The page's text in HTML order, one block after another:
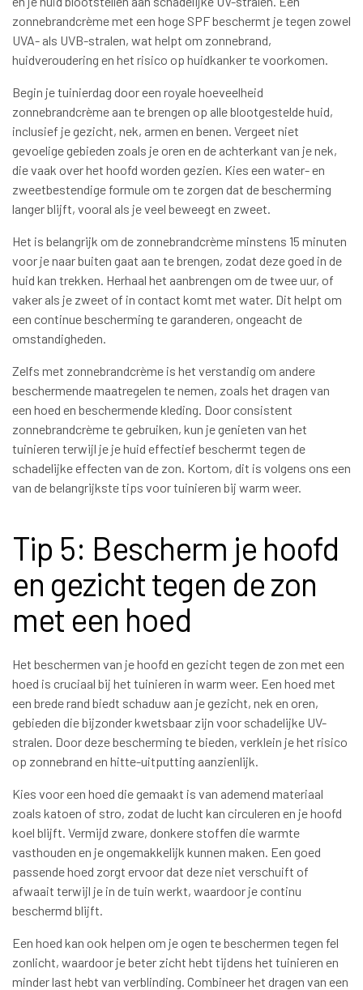
zonnebrandcrème met een hoge SPF beschermt je tegen zowel
UVA- als UVB-stralen, wat helpt om zonnebrand,
huidveroudering en het risico op huidkanker te voorkomen.
Begin je tuinierdag door een royale hoeveelheid
zonnebrandcrème aan te brengen op alle blootgestelde huid,
inclusief je gezicht, nek, armen en benen. Vergeet niet
gevoelige gebieden zoals je oren en de achterkant van je nek,
die vaak over het hoofd worden gezien. Kies een water- en
zweetbestendige formule om te zorgen dat de bescherming
langer blijft, vooral als je veel beweegt en zweet.
Het is belangrijk om de zonnebrandcrème minstens 15 minuten
voor je naar buiten gaat aan te brengen, zodat deze goed in de
huid kan trekken. Herhaal het aanbrengen om de twee uur, of
vaker als je zweet of in contact komt met water. Dit helpt om
een continue bescherming te garanderen, ongeacht de
omstandigheden.
Zelfs met zonnebrandcrème is het verstandig om andere
beschermende maatregelen te nemen, zoals het dragen van
een hoed en beschermende kleding. Door consistent
zonnebrandcrème te gebruiken, kun je genieten van het
tuinieren terwijl je je huid effectief beschermt tegen de
schadelijke effecten van de zon. Kortom, dit is volgens ons een
van de belangrijkste tips voor tuinieren bij warm weer.
Tip 5: Bescherm je hoofd
en gezicht tegen de zon
met een hoed
Het beschermen van je hoofd en gezicht tegen de zon met een
hoed is cruciaal bij het tuinieren in warm weer. Een hoed met
een brede rand biedt schaduw aan je gezicht, nek en oren,
gebieden die bijzonder kwetsbaar zijn voor schadelijke UV-
stralen. Door deze bescherming te bieden, verklein je het risico
op zonnebrand en hitte-uitputting aanzienlijk.
Kies voor een hoed die gemaakt is van ademend materiaal
zoals katoen of stro, zodat de lucht kan circuleren en je hoofd
koel blijft. Vermijd zware, donkere stoffen die warmte
vasthouden en je ongemakkelijk kunnen maken. Een goed
passende hoed zorgt ervoor dat deze niet verschuift of
afwaait terwijl je in de tuin werkt, waardoor je continu
beschermd blijft.
Een hoed kan ook helpen om je ogen te beschermen tegen fel
zonlicht, waardoor je beter zicht hebt tijdens het tuinieren en
minder last hebt van verblinding. Combineer het dragen van een